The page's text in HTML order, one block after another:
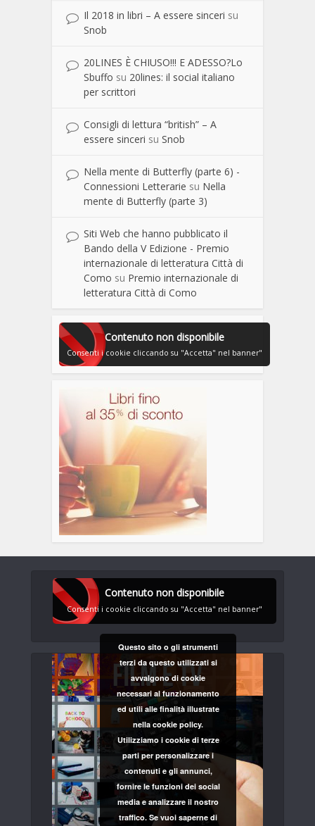
Il 2018 in libri – A essere sinceri su
Snob
20LINES È CHIUSO!!! E ADESSO?Lo
Sbuffo su 20lines: il social italiano
per scrittori
Consigli di lettura “british” – A
essere sinceri su Snob
Nella mente di Butterfly (parte 6) -
Connessioni Letterarie su Nella
mente di Butterfly (parte 3)
Siti Web che hanno pubblicato il
Bando della V Edizione - Premio
internazionale di letteratura Città di
Como su Premio internazionale di
letteratura Città di Como
Contenuto non disponibile
Consenti i cookie cliccando su "Accetta" nel banner"
Contenuto non disponibile
Consenti i cookie cliccando su "Accetta" nel banner"
Questo sito o gli strumenti
terzi da questo utilizzati si
avvalgono di cookie
necessari al funzionamento
ed utili alle finalità illustrate
nella cookie policy.
Utilizziamo i cookie di terze
parti per personalizzare i
contenuti e gli annunci,
fornire le funzioni dei social
media e analizzare il nostro
traffico. Se vuoi saperne di